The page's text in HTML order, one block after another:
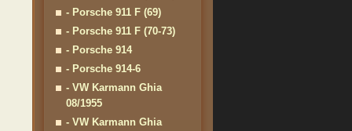
- Porsche 911 F (69)
- Porsche 911 F (70-73)
- Porsche 914
- Porsche 914-6
- VW Karmann Ghia
08/1955
- VW Karmann Ghia